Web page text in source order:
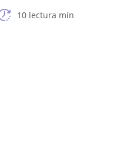
10 lectura mín